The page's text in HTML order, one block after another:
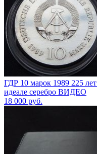
ГДР 10 марок 1989 225
идеале серебро ВИДЕО
18 000 руб.